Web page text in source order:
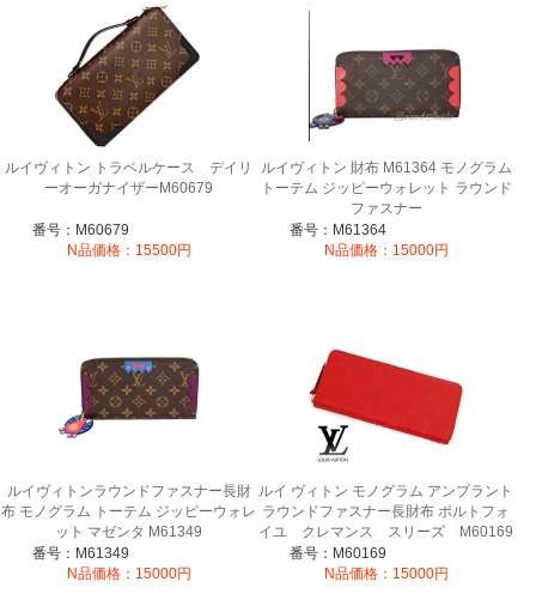
ルイヴィトン トラベルケース デイリ
ーオーガナイザーM60679
番号：M60679
N品価格：15500円
ルイヴィトン 財布 M61364 モノグラム
トーテム ジッピーウォレット ラウンド
ファスナー
番号：M61364
N品価格：15000円
ルイヴィトンラウンドファスナー長財
布 モノグラム トーテム ジッピーウォレ
ット マゼンタ M61349
番号：M61349
N品価格：15000円
ルイ ヴィトン モノグラム アンプラント
ラウンドファスナー長財布 ポルトフォ
イユ クレマンス スリーズ M60169
番号：M60169
N品価格：15000円